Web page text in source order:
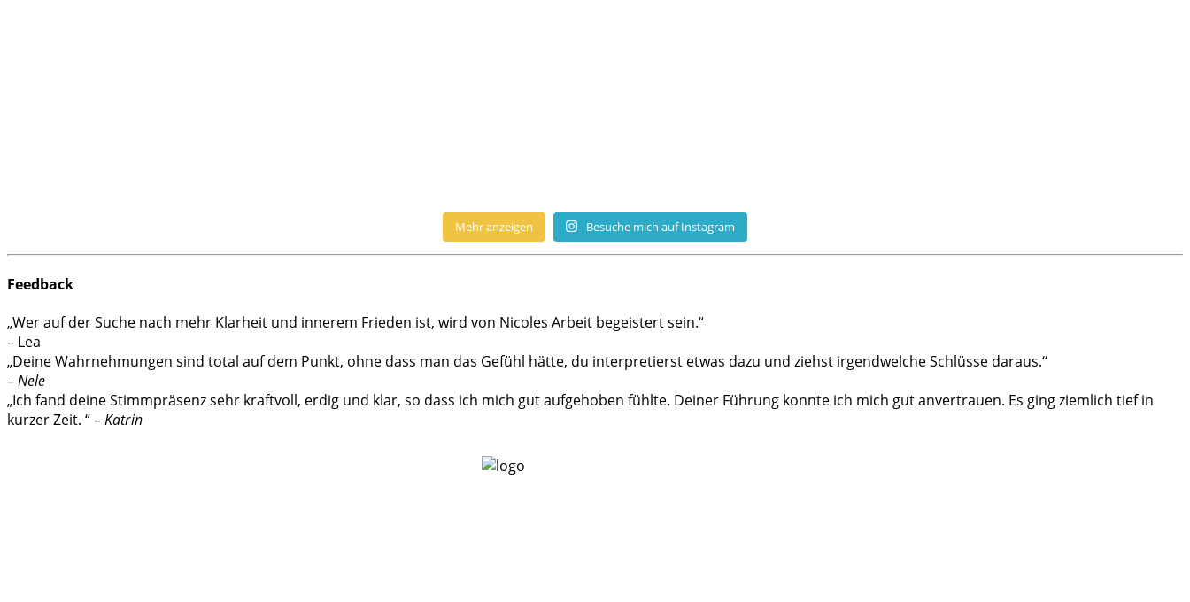
Mehr anzeigen Besuche mich auf Instagram
Feedback
„Wer auf der Suche nach mehr Klarheit und innerem Frieden ist, wird von Nicoles Arbeit begeistert sein.“
– Lea
„Deine Wahrnehmungen sind total auf dem Punkt, ohne dass man das Gefühl hätte, du interpretierst etwas dazu und ziehst irgendwelche Schlüsse daraus.“
–Nele
„Ich fand deine Stimmpräsenz sehr kraftvoll, erdig und klar, so dass ich mich gut aufgehoben fühlte. Deiner Führung konnte ich mich gut anvertrauen. Es ging ziemlich tief in
kurzer Zeit. “ –Katrin